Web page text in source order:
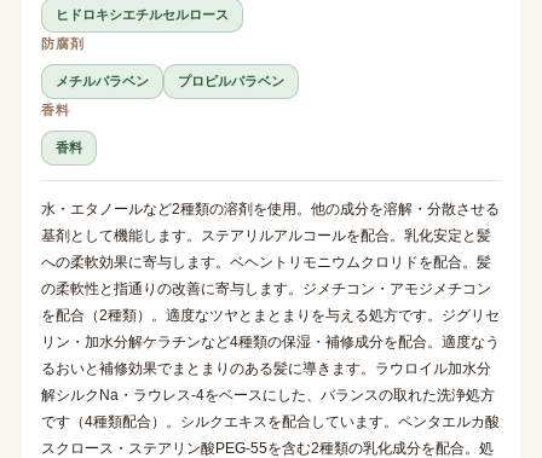
ヒドロキシエチルセルロース
防腐剤
メチルパラベン
プロピルパラベン
香料
香料
水・エタノールなど2種類の溶剤を使用。他の成分を溶解・分散させる
基剤として機能します。ステアリルアルコールを配合。乳化安定と髪
への柔軟効果に寄与します。ベヘントリモニウムクロリドを配合。髪
の柔軟性と指通りの改善に寄与します。ジメチコン・アモジメチコン
を配合（2種類）。適度なツヤとまとまりを与える処方です。ジグリセ
リン・加水分解ケラチンなど4種類の保湿・補修成分を配合。適度なう
るおいと補修効果でまとまりのある髪に導きます。ラウロイル加水分
解シルクNa・ラウレス-4をベースにした、バランスの取れた洗浄処方
です（4種類配合）。シルクエキスを配合しています。ペンタエルカ酸
スクロース・ステアリン酸PEG-55を含む2種類の乳化成分を配合。処